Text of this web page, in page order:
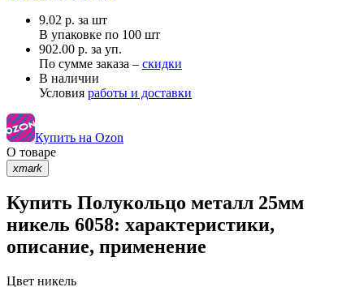
9.02 р. за шт
В упаковке по 100 шт
902.00 р. за уп.
По сумме заказа – скидки
В наличии
Условия работы и доставки
Купить на Ozon
О товаре
xmark
Купить Полукольцо металл 25мм
никель 6058: характеристики,
описание, применение
Цвет никель